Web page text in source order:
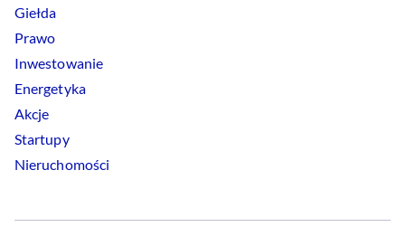
Giełda
Prawo
Inwestowanie
Energetyka
Akcje
Startupy
Nieruchomości